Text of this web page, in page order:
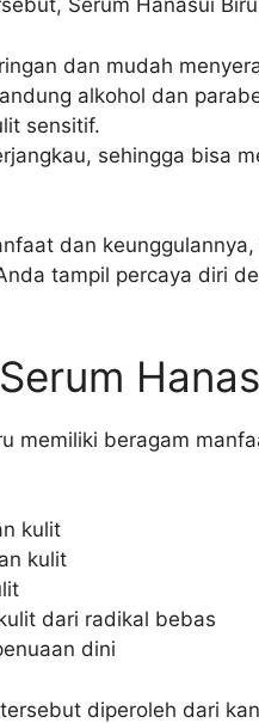
Serum Hanasui
dan mudah
alkohol dan
sensitif.
sehingga bisa
dan
tampil percaya diri
memiliki beragam
kulit
kulit
dari radikal bebas
dini
diperoleh dari